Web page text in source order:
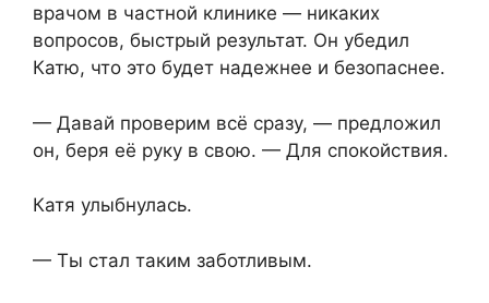
врачом в частной клинике — никаких
вопросов, быстрый результат. Он убедил
Катю, что это будет надежнее и безопаснее.
— Давай проверим всё сразу, — предложил
он, беря её руку в свою. — Для спокойствия.
Катя улыбнулась.
— Ты стал таким заботливым.